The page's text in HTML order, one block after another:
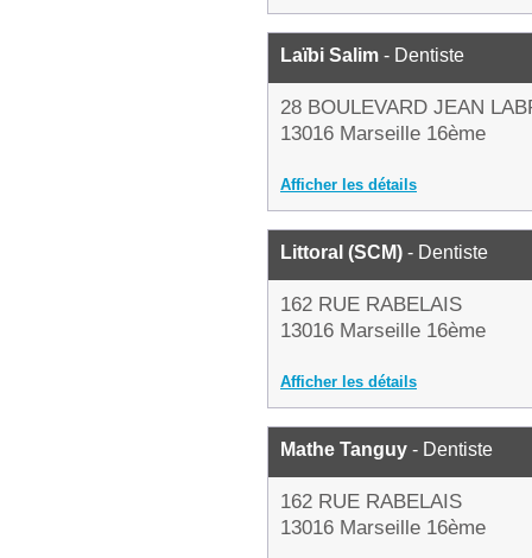
Laïbi Salim - Dentiste
28 BOULEVARD JEAN
13016 Marseille 16ème
Afficher les détails
Littoral (SCM) - Dentiste
162 RUE RABELAIS
13016 Marseille 16ème
Afficher les détails
Mathe Tanguy - Dentiste
162 RUE RABELAIS
13016 Marseille 16ème